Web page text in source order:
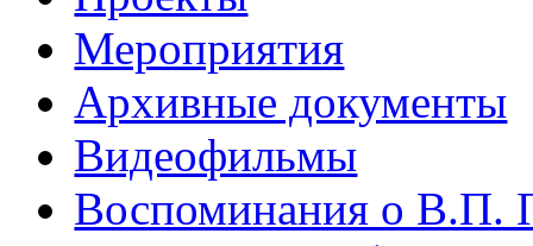
Мероприятия
Архивные документы
Видеофильмы
Воспоминания о В.П.